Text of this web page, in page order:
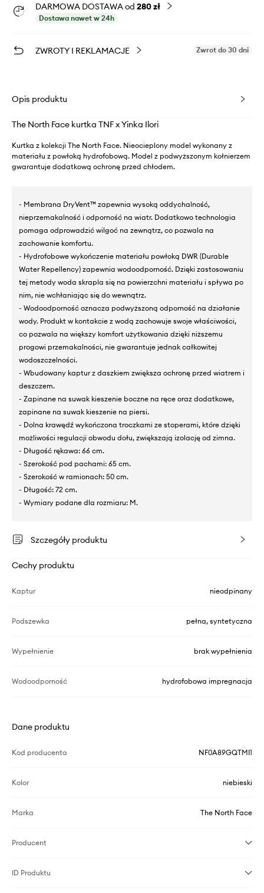
DARMOWA DOSTAWA od 280 zł
Dostawa nawet w 24h
ZWROTY I REKLAMACJE Zwrot do 30 dni
Opis produktu
The North Face kurtka TNF x Yinka Ilori
Kurtka z kolekcji The North Face. Nieocieplony model wykonany z
materiału z powłoką hydrofobową. Model z podwyższonym kołnierzem
gwarantuje dodatkową ochronę przed chłodem.
- Membrana DryVent™ zapewnia wysoką oddychalność,
nieprzemakalność i odporność na wiatr. Dodatkowo technologia
pomaga odprowadzić wilgoć na zewnątrz, co pozwala na
zachowanie komfortu.
- Hydrofobowe wykończenie materiału powłoką DWR (Durable
Water Repellency) zapewnia wodoodporność. Dzięki zastosowaniu
tej metody woda skrapla się na powierzchni materiału i spływa po
nim, nie wchłaniając się do wewnątrz.
- Wodoodporność oznacza podwyższoną odporność na działanie
wody. Produkt w kontakcie z wodą zachowuje swoje właściwości,
co pozwala na większy komfort użytkowania dzięki niższemu
progowi przemakalności, nie gwarantuje jednak całkowitej
wodoszczelności.
- Wbudowany kaptur z daszkiem zwiększa ochronę przed wiatrem i
deszczem.
- Zapinane na suwak kieszenie boczne na ręce oraz dodatkowe,
zapinane na suwak kieszenie na piersi.
- Dolna krawędź wykończona troczkami ze stoperami, które dzięki
możliwości regulacji obwodu dołu, zwiększają izolację od zimna.
- Długość rękawa: 66 cm.
- Szerokość pod pachami: 65 cm.
- Szerokość w ramionach: 50 cm.
- Długość: 72 cm.
- Wymiary podane dla rozmiaru: M.
Szczegóły produktu
Cechy produktu
Kaptur nieodpinany
Podszewka pełna, syntetyczna
Wypełnienie brak wypełnienia
Wodoodporność hydrofobowa impregnacja
Dane produktu
Kod producenta NF0A89GQTMI1
Kolor niebieski
Marka The North Face
Producent
ID Produktu